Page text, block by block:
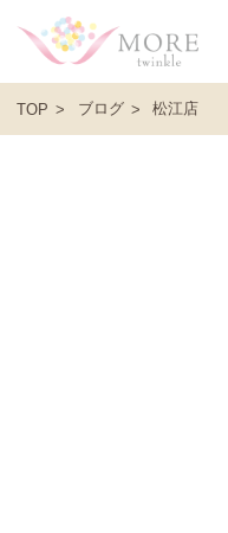
TOP ブログ 松江店